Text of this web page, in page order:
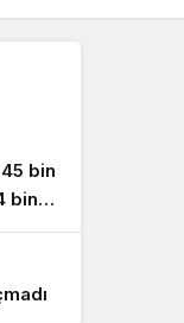
45 bin
bin